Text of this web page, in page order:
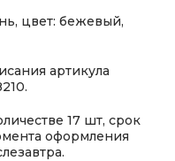
цвет: бежевый,
артикула
17 шт, срок
оформления